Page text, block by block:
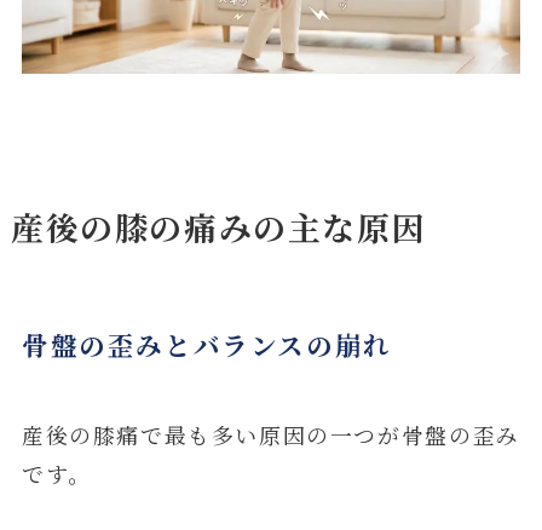
産後の膝の痛みの主な原因
骨盤の歪みとバランスの崩れ
産後の膝痛で最も多い原因の一つが骨盤の歪み
です。